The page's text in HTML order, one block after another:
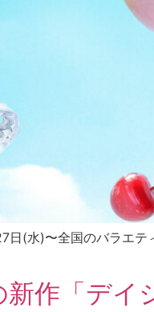
日(水)〜全国のバラエテ
作「デイ